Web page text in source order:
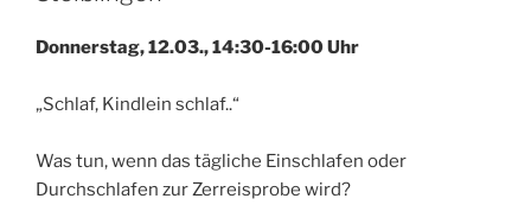
Donnerstag, 12.03., 14:30-16:00 Uhr
„Schlaf, Kindlein schlaf..“
Was tun, wenn das tägliche Einschlafen oder
Durchschlafen zur Zerreisprobe wird?